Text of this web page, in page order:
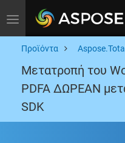
Toggle navigation
Προϊόντα Aspose.Total
Μετατροπή του
PDFA ΔΩΡΕΑΝ
SDK